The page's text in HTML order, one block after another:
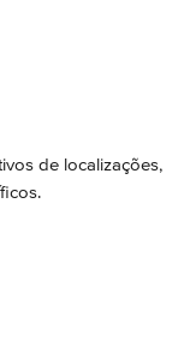
de localizações,